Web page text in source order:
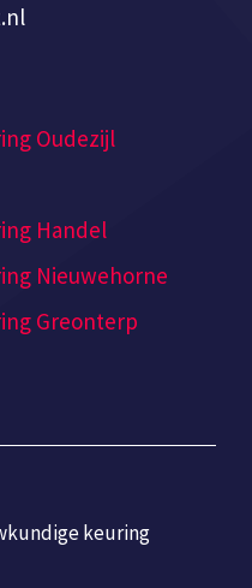
Oudezijl
Handel
Nieuwehorne
Greonterp
keuring